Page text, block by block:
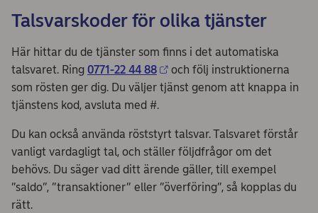
Talsvarskoder för olika tjänster
Här hittar du de tjänster som finns i det automatiska
talsvaret. Ring 0771-22 44 88
och följ instruktionerna
som rösten ger dig. Du väljer tjänst genom att knappa in
tjänstens kod, avsluta med #.
Du kan också använda röststyrt talsvar. Talsvaret förstår
vanligt vardagligt tal, och ställer följdfrågor om det
behövs. Du säger vad ditt ärende gäller, till exempel
”saldo”, ”transaktioner” eller ”överföring”, så kopplas du
rätt.